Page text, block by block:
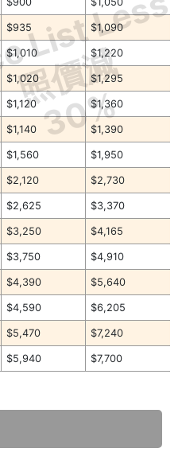
List Less
照價減
30%
$935 $1,090
$1,010 $1,220
$1,020 $1,295
$1,120 $1,360
$1,140 $1,390
$1,560 $1,950
$2,120 $2,730
$2,625 $3,370
$3,250 $4,165
$3,750 $4,910
$4,390 $5,640
$4,590 $6,205
$5,470 $7,240
$5,940 $7,700